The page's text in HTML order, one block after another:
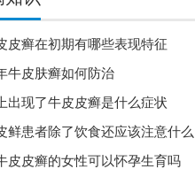
皮癣在初期有哪些表现特征
牛皮肤癣如何防治
出现了牛皮皮癣是什么症状
鲜患者除了饮食还应该注意什么
皮皮癣的女性可以怀孕生育吗